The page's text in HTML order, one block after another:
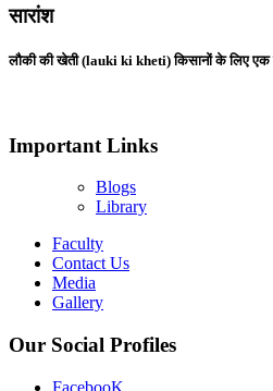
सारांश
लौकी की खेती (lauki ki kheti) किसानों के लिए एक
Important Links
Blogs
Library
Faculty
Contact Us
Media
Gallery
Our Social Profiles
FacebooK